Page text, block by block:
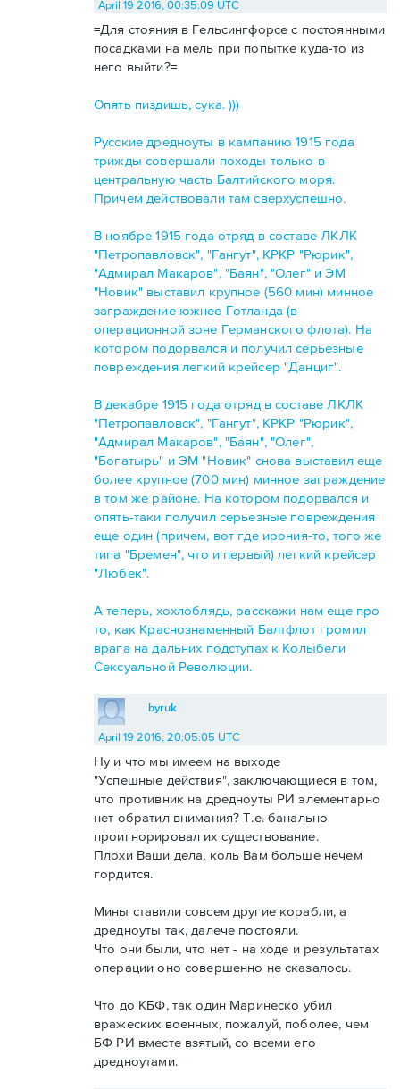
April 19 2016, 00:35:09 UTC
=Для стояния в Гельсингфорсе с постоянными
посадками на мель при попытке куда-то из
него выйти?=
Опять пиздишь, сука. )))
Русские дредноуты в кампанию 1915 года
трижды совершали походы только в
центральную часть Балтийского моря.
Причем действовали там сверхуспешно.
В ноябре 1915 года отряд в составе ЛКЛК
"Петропавловск", "Гангут", КРКР "Рюрик",
"Адмирал Макаров", "Баян", "Олег" и ЭМ
"Новик" выставил крупное (560 мин) минное
заграждение южнее Готланда (в
операционной зоне Германского флота). На
котором подорвался и получил серьезные
повреждения легкий крейсер "Данциг".
В декабре 1915 года отряд в составе ЛКЛК
"Петропавловск", "Гангут", КРКР "Рюрик",
"Адмирал Макаров", "Баян", "Олег",
"Богатырь" и ЭМ "Новик" снова выставил еще
более крупное (700 мин) минное заграждение
в том же районе. На котором подорвался и
опять-таки получил серьезные повреждения
еще один (причем, вот где ирония-то, того же
типа "Бремен", что и первый) легкий крейсер
"Любек".
А теперь, хохлоблядь, расскажи нам еще про
то, как Краснознаменный Балтфлот громил
врага на дальних подступах к Колыбели
Сексуальной Революции.
byruk
April 19 2016, 20:05:05 UTC
Ну и что мы имеем на выходе
"Успешные действия", заключающиеся в том,
что противник на дредноуты РИ элементарно
нет обратил внимания? Т.е. банально
проигнорировал их существование.
Плохи Ваши дела, коль Вам больше нечем
гордится.
Мины ставили совсем другие корабли, а
дредноуты так, далече постояли.
Что они были, что нет - на ходе и результатах
операции оно совершенно не сказалось.
Что до КБФ, так один Маринеско убил
вражеских военных, пожалуй, поболее, чем
БФ РИ вместе взятый, со всеми его
дредноутами.